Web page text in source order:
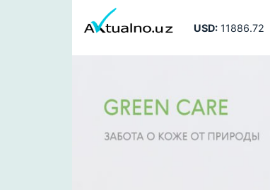
USD:11886.72